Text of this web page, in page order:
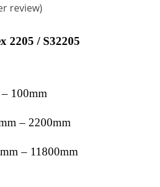
review)
2205 / S32205
100mm
– 2200mm
– 11800mm